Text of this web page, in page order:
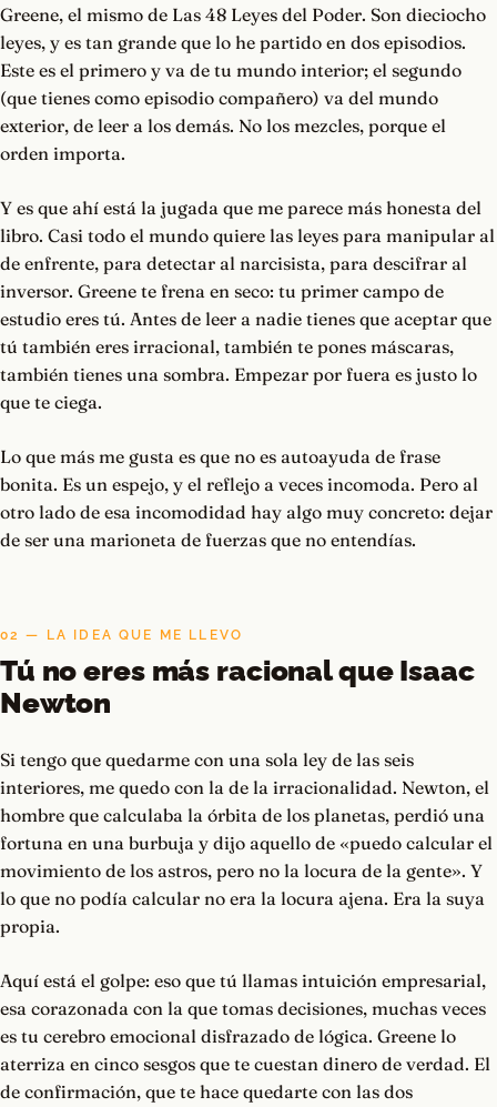
Greene, el mismo de Las 48 Leyes del Poder. Son dieciocho
leyes, y es tan grande que lo he partido en dos episodios.
Este es el primero y va de tu mundo interior; el segundo
(que tienes como episodio compañero) va del mundo
exterior, de leer a los demás. No los mezcles, porque el
orden importa.
Y es que ahí está la jugada que me parece más honesta del
libro. Casi todo el mundo quiere las leyes para manipular al
de enfrente, para detectar al narcisista, para descifrar al
inversor. Greene te frena en seco: tu primer campo de
estudio eres tú. Antes de leer a nadie tienes que aceptar que
tú también eres irracional, también te pones máscaras,
también tienes una sombra. Empezar por fuera es justo lo
que te ciega.
Lo que más me gusta es que no es autoayuda de frase
bonita. Es un espejo, y el reflejo a veces incomoda. Pero al
otro lado de esa incomodidad hay algo muy concreto: dejar
de ser una marioneta de fuerzas que no entendías.
02 — LA IDEA QUE ME LLEVO
Tú no eres más racional que Isaac
Newton
Si tengo que quedarme con una sola ley de las seis
interiores, me quedo con la de la irracionalidad. Newton, el
hombre que calculaba la órbita de los planetas, perdió una
fortuna en una burbuja y dijo aquello de «puedo calcular el
movimiento de los astros, pero no la locura de la gente». Y
lo que no podía calcular no era la locura ajena. Era la suya
propia.
Aquí está el golpe: eso que tú llamas intuición empresarial,
esa corazonada con la que tomas decisiones, muchas veces
es tu cerebro emocional disfrazado de lógica. Greene lo
aterriza en cinco sesgos que te cuestan dinero de verdad. El
de confirmación, que te hace quedarte con las dos